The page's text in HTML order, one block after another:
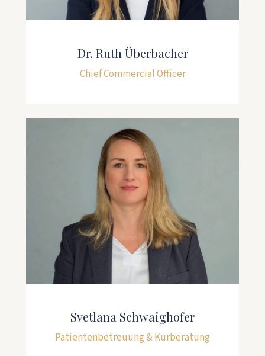
Dr. Ruth Überbacher
Chief Commercial Officer
Svetlana Schwaighofer
Patientenbetreuung & Kurberatung